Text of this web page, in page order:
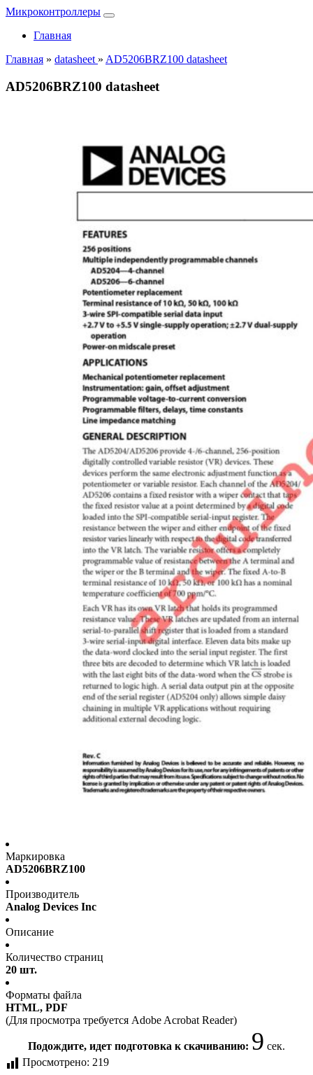
Микроконтроллеры
Главная
Главная » datasheet » AD5206BRZ100 datasheet
AD5206BRZ100 datasheet
Маркировка
AD5206BRZ100
Производитель
Analog Devices Inc
Описание
Количество страниц
20 шт.
Форматы файла
HTML, PDF
(Для просмотра требуется Adobe Acrobat Reader)
Подождите, идет подготовка к скачиванию: 9 сек.
Просмотрено: 219